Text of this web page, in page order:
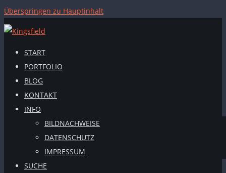
Überspringen zu Hauptinhalt
START
PORTFOLIO
BLOG
KONTAKT
INFO
BILDNACHWEISE
DATENSCHUTZ
IMPRESSUM
SUCHE